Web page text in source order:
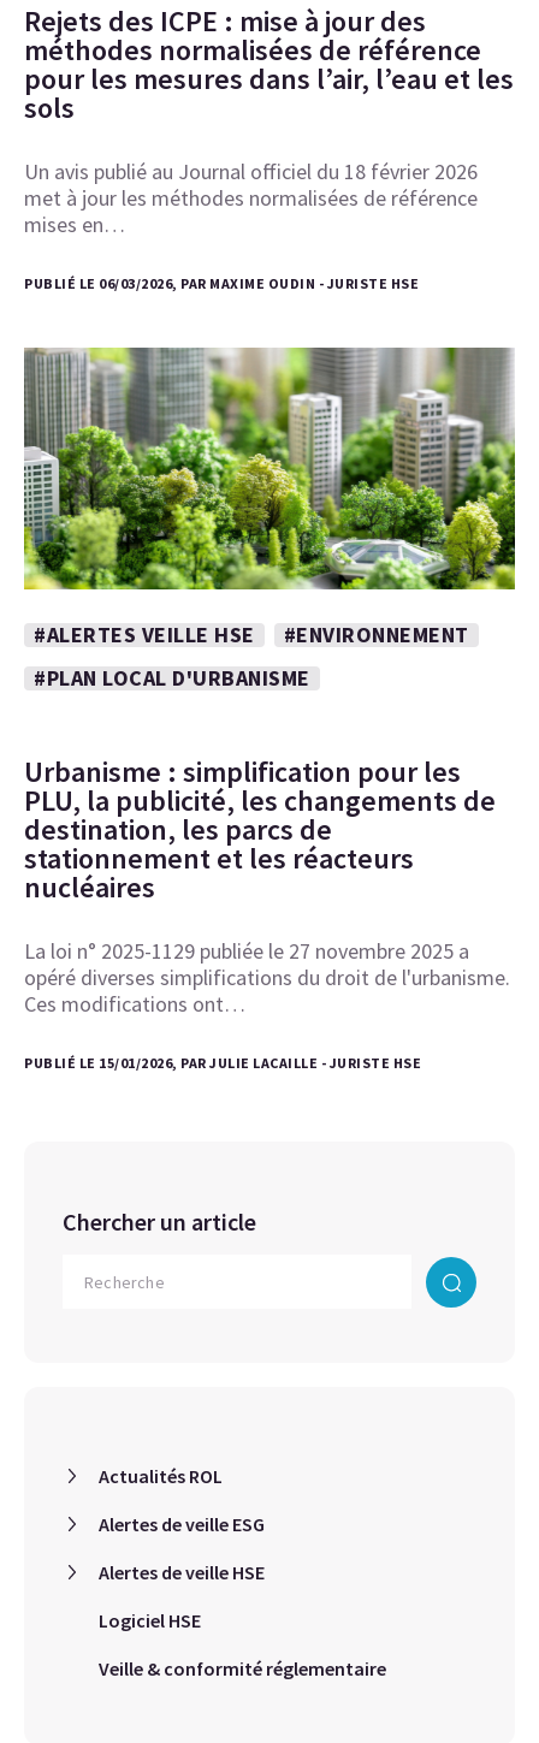
Rejets des ICPE : mise à jour des
méthodes normalisées de référence
pour les mesures dans l’air, l’eau et les
sols
Un avis publié au Journal officiel du 18 février 2026
met à jour les méthodes normalisées de référence
mises en…
PUBLIÉ LE 06/03/2026, PAR MAXIME OUDIN - JURISTE HSE
#ALERTES VEILLE HSE
#ENVIRONNEMENT
#PLAN LOCAL D'URBANISME
Urbanisme : simplification pour les
PLU, la publicité, les changements de
destination, les parcs de
stationnement et les réacteurs
nucléaires
La loi n° 2025-1129 publiée le 27 novembre 2025 a
opéré diverses simplifications du droit de l'urbanisme.
Ces modifications ont…
PUBLIÉ LE 15/01/2026, PAR JULIE LACAILLE - JURISTE HSE
Chercher un article
Actualités ROL
Alertes de veille ESG
Alertes de veille HSE
Logiciel HSE
Veille & conformité réglementaire